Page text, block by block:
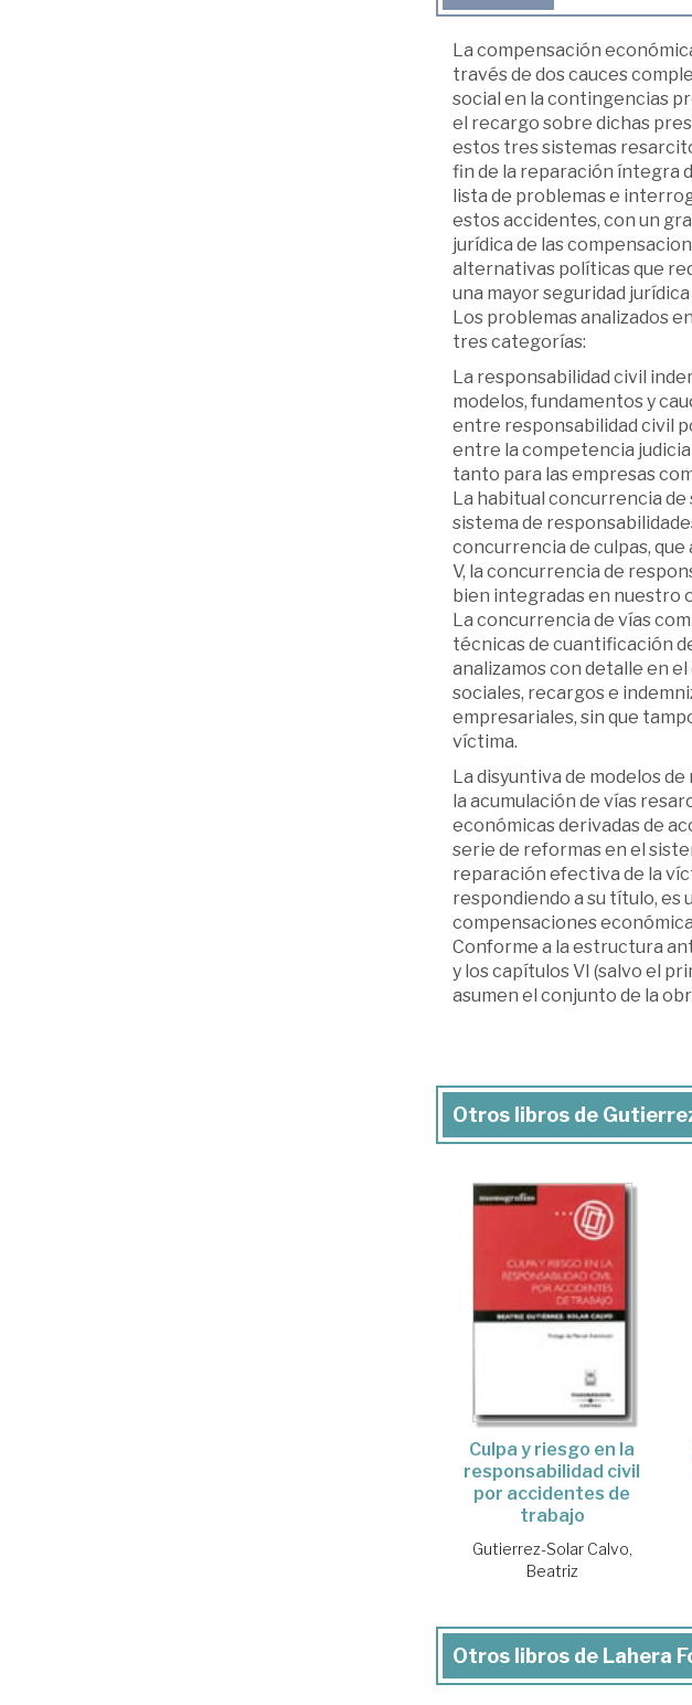
La compensación
través de dos cauces
social en la contingencias
el recargo sobre dichas
estos tres sistemas
fin de la reparación íntegra
lista de problemas e
estos accidentes, con un
jurídica de las
alternativas políticas que
una mayor seguridad
Los problemas analizados
tres categorías:
La responsabilidad civil
modelos, fundamentos y
entre responsabilidad civil
entre la competencia
tanto para las empresas
La habitual concurrencia
sistema de
concurrencia de culpas,
V, la concurrencia de
bien integradas en nuestro
La concurrencia de vías
técnicas de cuantificación
analizamos con detalle en
sociales, recargos e
empresariales, sin que
víctima.
La disyuntiva de modelos
la acumulación de vías
económicas derivadas de
serie de reformas en el
reparación efectiva de la
respondiendo a su título, es
compensaciones
Conforme a la estructura
y los capítulos VI (salvo el
asumen el conjunto de la
Otros libros de
Culpa y riesgo en la
responsabilidad civil
por accidentes de
trabajo
Gutierrez-Solar Calvo,
Beatriz
Otros libros de Lahera